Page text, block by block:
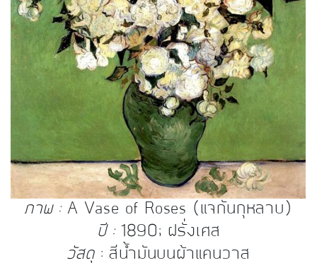
ภาพ :A Vase of Roses (แจกันกุหลาบ)
ปี :1890; ฝรั่งเศส
วัสดุ : สีน้ำมันบนผ้าแคนวาส